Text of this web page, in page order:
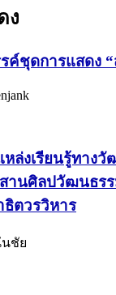
ง
ค์ชุดการแสดง
หล่งเรียนรู้ทาง
สานศิลปวัฒนธ
ธิตวรวิหาร
ชัย